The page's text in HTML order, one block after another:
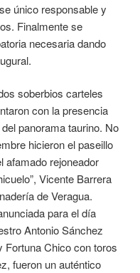
único responsable y
Finalmente se
necesaria dando
soberbios carteles
con la presencia
panorama taurino. No
hicieron el paseillo
afamado rejoneador
Vicente Barrera
de Veragua.
para el día
Antonio Sánchez
Chico con toros
fueron un auténtico